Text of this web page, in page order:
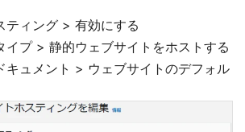
ティング > 有効にする
イプ > 静的ウェブサイトをホストする
キュメント > ウェブサイトのデフォル